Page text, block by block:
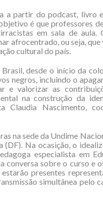
a partir do podcast, livro
é que professores
em sala de aula.
afrocentrado, ou seja,
cultural do país.
desde o início da
negros, incluindo o
e valorizar as
na construção da
Claudia Nascimento,
na sede da Undime
(DF). Na ocasição, o
especialista em
conversa sobre o curso e
presentes
simultânea pelo